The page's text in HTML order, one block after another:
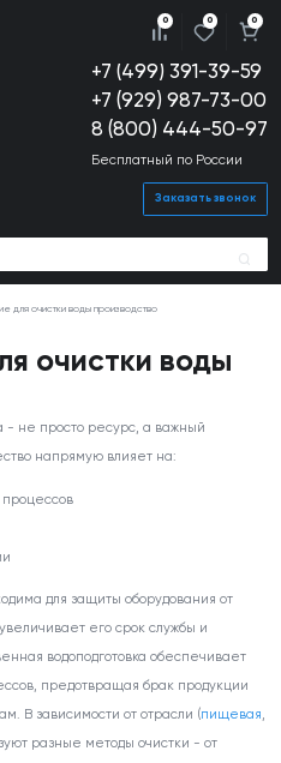
+7 (499) 391-39-59
+7 (929) 987-73-00
8 (800) 444-50-97
Бесплатный по России
Заказать звонок
0 0 0
для очистки воды производство
очистки воды
- не просто ресурс, а важный
напрямую влияет на:
процессов
для защиты оборудования от
его срок службы и
водоподготовка обеспечивает
предотвращая брак продукции
В зависимости от отрасли (пищевая,
разные методы очистки - от